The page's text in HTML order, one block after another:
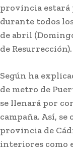
provincia estará
durante todos los
de abril
de Resurrección).
Según ha
de metro de
se llenará por
campaña. Así,
provincia de
interiores como